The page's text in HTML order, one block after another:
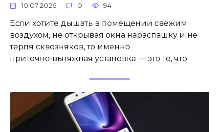
10.07.2026 0 94
Если хотите дышать в помещении свежим
воздухом, не открывая окна нараспашку и не
терпя сквозняков, то именно
приточно‑вытяжная установка — это то, что